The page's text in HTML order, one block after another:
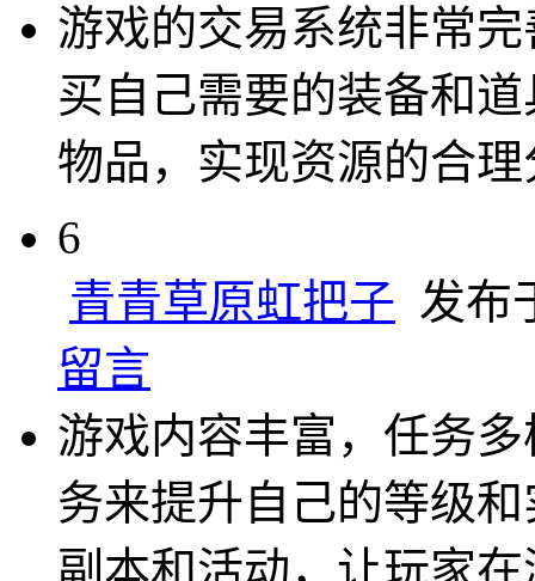
游戏的交易系统非常
买自己需要的装备和
物品，实现资源的合
6
青青草原虹把子 发布
留言
游戏内容丰富，任务
务来提升自己的等级
副本和活动，让玩家